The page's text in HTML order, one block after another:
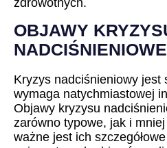
zdrowotnych.
OBJAWY
Kryzys nadciśnieniowy jest
wymaga natychmiastowej
Objawy kryzysu
zarówno typowe, jak i
ważne jest ich